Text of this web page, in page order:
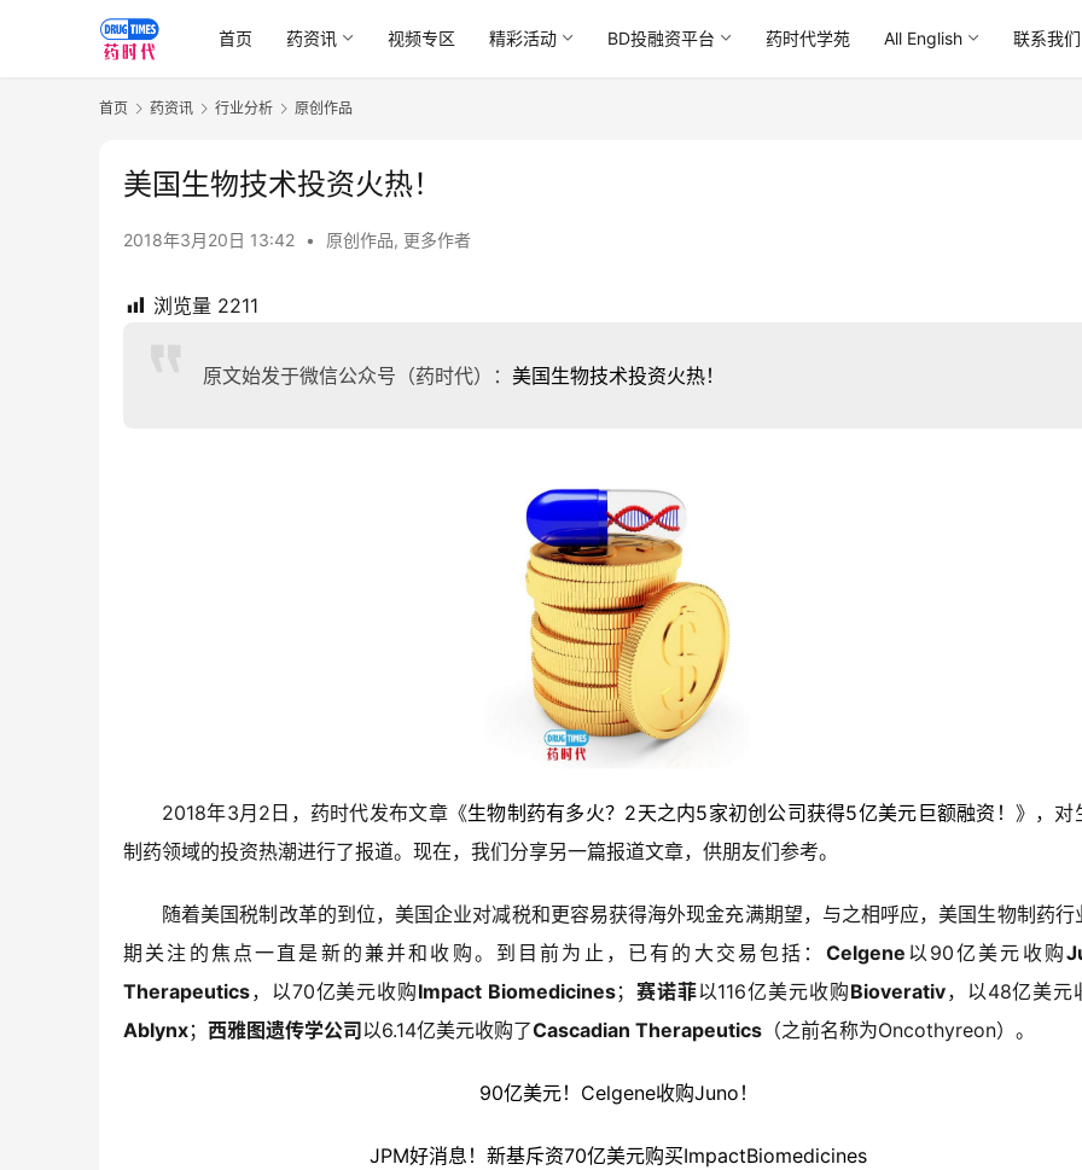
首页 药资讯 视频专区 精彩活动 BD投融资平台 药时代学苑 All English 联系我们
首页 药资讯 行业分析 原创作品
美国生物技术投资火热！
2018年3月20日 13:42 • 原创作品, 更多作者
浏览量 2211
原文始发于微信公众号（药时代）： 美国生物技术投资火热！
2018年3月2日，药时代发布文章《生物制药有多火？2天之内5家初创公司获得5亿美元巨额融资！ 》，对
制药领域的投资热潮进行了报道。现在，我们分享另一篇报道文章，供朋友们参考。
随着美国税制改革的到位，美国企业对减税和更容易获得海外现金充满期望，与之相呼应，美国生物制药行
期关注的焦点一直是新的兼并和收购。到目前为止，已有的大交易包括： Celgene 以90亿美元收购
Therapeutics，以70亿美元收购Impact Biomedicines； 赛诺菲以116亿美元收购Bioverativ，以48亿美元
Ablynx； 西雅图遗传学公司以6.14亿美元收购了Cascadian Therapeutics （之前名称为Oncothyreon）。
90亿美元！Celgene收购Juno！
JPM好消息！新基斥资70亿美元购买ImpactBiomedicines